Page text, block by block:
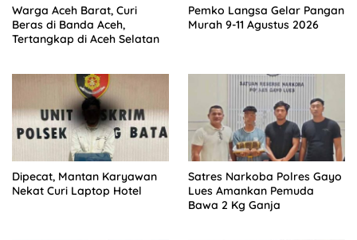
Warga Aceh Barat, Curi
Beras di Banda Aceh,
Tertangkap di Aceh Selatan
Pemko Langsa Gelar Pangan
Murah 9-11 Agustus 2026
Dipecat, Mantan Karyawan
Nekat Curi Laptop Hotel
Satres Narkoba Polres Gayo
Lues Amankan Pemuda
Bawa 2 Kg Ganja